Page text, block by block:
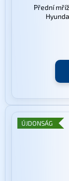
Přední
ÚJDONSÁG